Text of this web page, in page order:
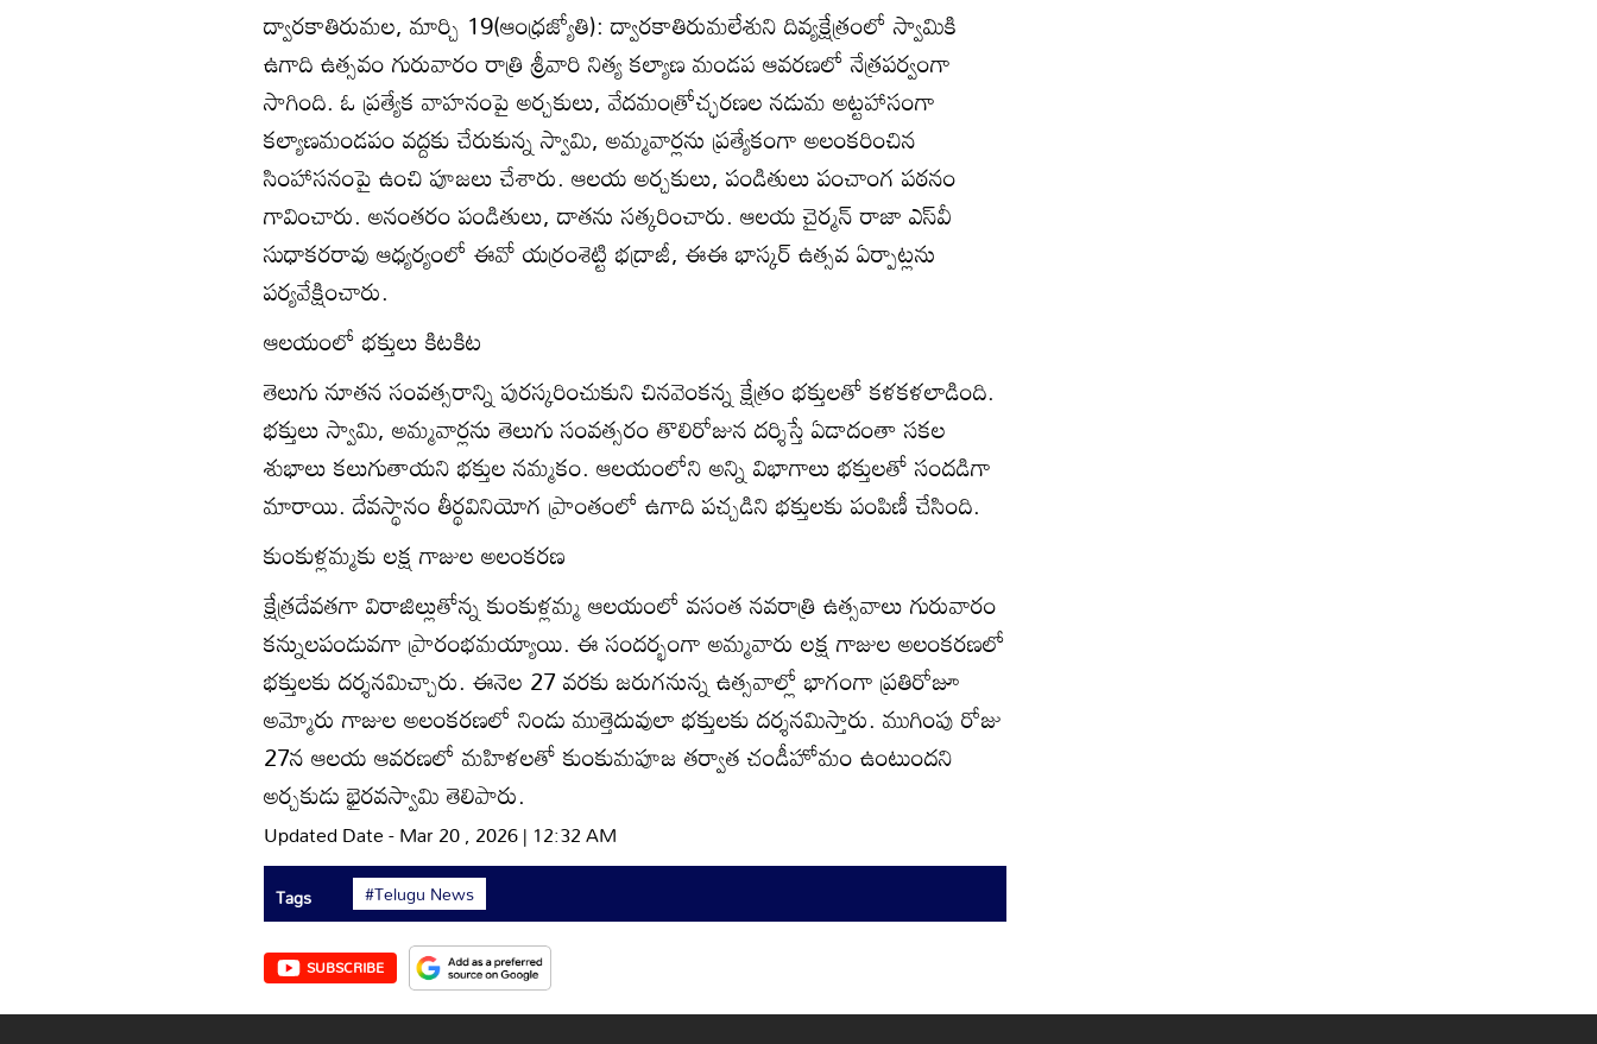
ద్వారకాతిరుమల, మార్చి 19(ఆంధ్రజ్యోతి): ద్వారకాతిరుమలేశుని దివ్యక్షేత్రంలో స్వామికి
ఉగాది ఉత్సవం గురువారం రాత్రి శ్రీవారి నిత్య కల్యాణ మండప ఆవరణలో నేత్రపర్వంగా
సాగింది. ఓ ప్రత్యేక వాహనంపై అర్చకులు, వేదమంత్రోచ్ఛరణల నడుమ అట్టహాసంగా
కల్యాణమండపం వద్దకు చేరుకున్న స్వామి, అమ్మవార్లను ప్రత్యేకంగా అలంకరించిన
సింహాసనంపై ఉంచి పూజలు చేశారు. ఆలయ అర్చకులు, పండితులు పంచాంగ పఠనం
గావించారు. అనంతరం పండితులు, దాతను సత్కరించారు. ఆలయ చైర్మన్‌ రాజా ఎస్‌వీ
సుధాకరరావు ఆధ్యర్యంలో ఈవో యర్రంశెట్టి భద్రాజీ, ఈఈ భాస్కర్‌ ఉత్సవ ఏర్పాట్లను
పర్యవేక్షించారు.
ఆలయంలో భక్తులు కిటకిట
తెలుగు నూతన సంవత్సరాన్ని పురస్కరించుకుని చినవెంకన్న క్షేత్రం భక్తులతో కళకళలాడింది.
భక్తులు స్వామి, అమ్మవార్లను తెలుగు సంవత్సరం తొలిరోజున దర్శిస్తే ఏడాదంతా సకల
శుభాలు కలుగుతాయని భక్తుల నమ్మకం. ఆలయంలోని అన్ని విభాగాలు భక్తులతో సందడిగా
మారాయి. దేవస్థానం తీర్థవినియోగ ప్రాంతంలో ఉగాది పచ్చడిని భక్తులకు పంపిణీ చేసింది.
కుంకుళ్లమ్మకు లక్ష గాజుల అలంకరణ
క్షేత్రదేవతగా విరాజిల్లుతోన్న కుంకుళ్లమ్మ ఆలయంలో వసంత నవరాత్రి ఉత్సవాలు గురువారం
కన్నులపండువగా ప్రారంభమయ్యాయి. ఈ సందర్భంగా అమ్మవారు లక్ష గాజుల అలంకరణలో
భక్తులకు దర్శనమిచ్చారు. ఈనెల 27 వరకు జరుగనున్న ఉత్సవాల్లో భాగంగా ప్రతిరోజూ
అమ్మోరు గాజుల అలంకరణలో నిండు ముత్తెదువులా భక్తులకు దర్శనమిస్తారు. ముగింపు రోజు
27న ఆలయ ఆవరణలో మహిళలతో కుంకుమపూజ తర్వాత చండీహోమం ఉంటుందని
అర్చకుడు భైరవస్వామి తెలిపారు.
Updated Date - Mar 20 , 2026 | 12:32 AM
Tags #Telugu News
SUBSCRIBE